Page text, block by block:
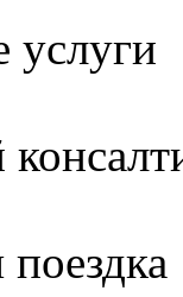
услуги